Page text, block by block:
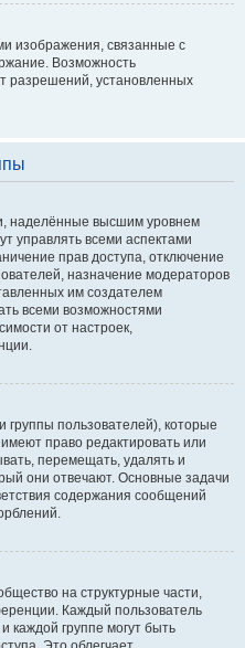
изображения, связанные с
Возможность
разрешений, установленных
наделённые высшим уровнем
управлять всеми аспектами
прав доступа, отключение
назначение модераторов
им создателем
всеми возможностями
от настроек,
пользователей), которые
право редактировать или
перемещать, удалять и
они отвечают. Основные задачи
содержания сообщений
на структурные части,
Каждый пользователь
каждой группе могут быть